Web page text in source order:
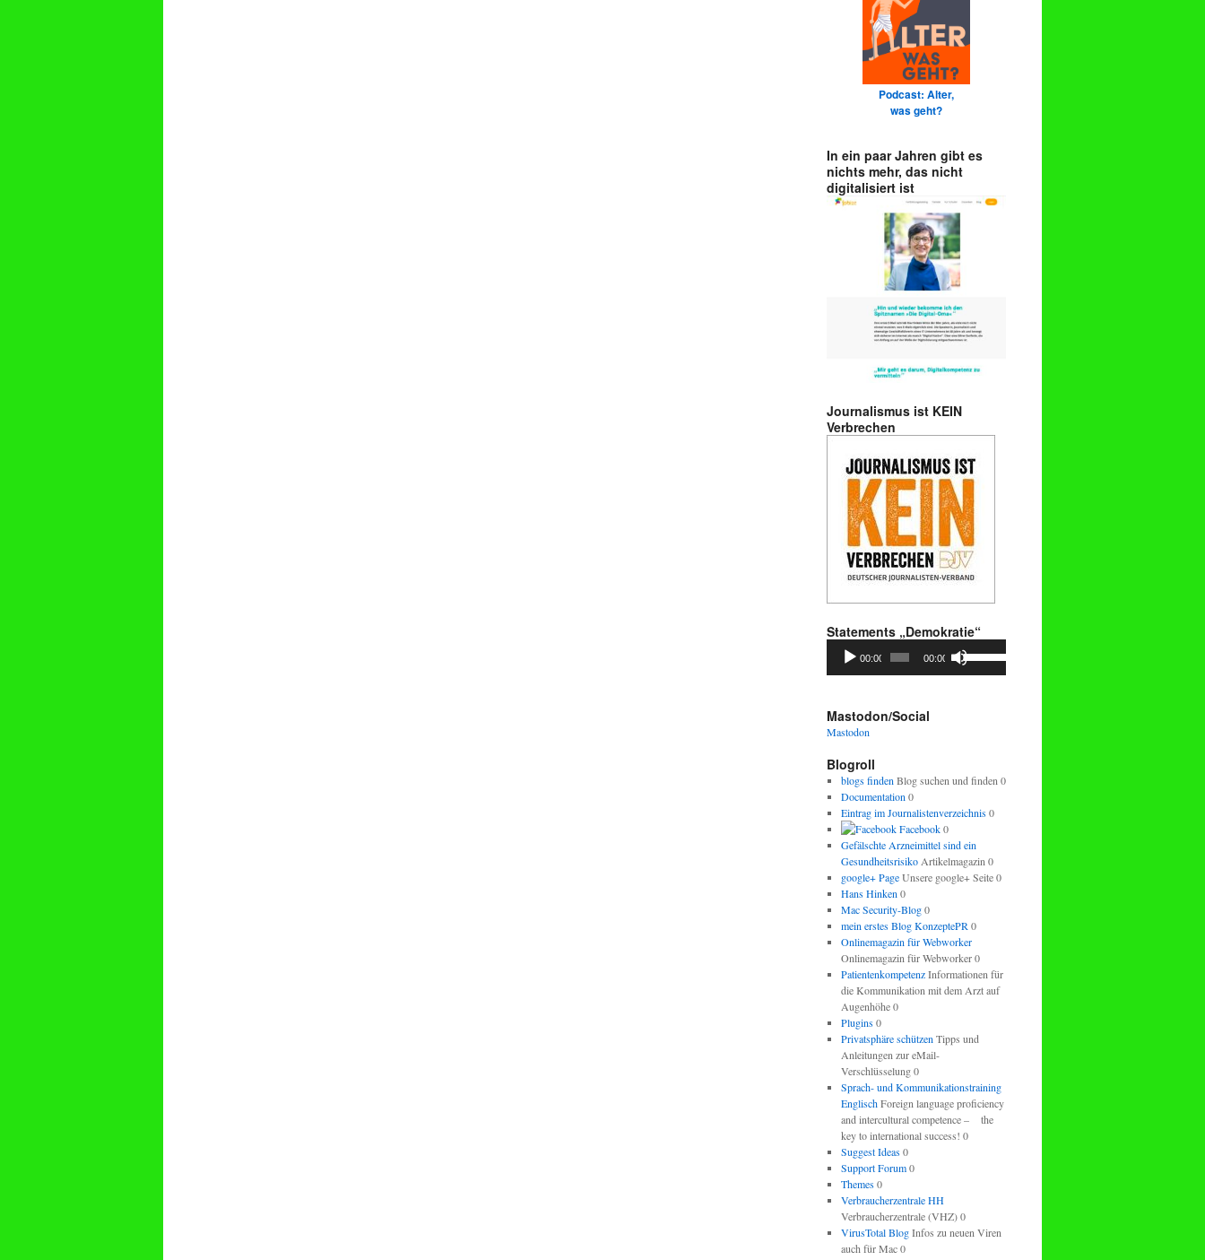
Podcast: Alter,
was geht?
In ein paar Jahren gibt es
nichts mehr, das nicht
digitalisiert ist
Journalismus ist KEIN
Verbrechen
Statements „Demokratie“
Audio-
Player
00:00 00:00
Hoch/Runter
benutzen,
Mastodon/Social
Mastodon
Blogroll
blogs finden Blog suchen und finden 0
Documentation 0
Eintrag im Journalistenverzeichnis0
Facebook0
Gefälschte Arzneimittel sind ein
GesundheitsrisikoArtikelmagazin 0
google+ PageUnsere google+ Seite 0
Hans Hinken 0
Mac Security-Blog0
mein erstes Blog KonzeptePR 0
Onlinemagazin für Webworker
Onlinemagazin für Webworker 0
PatientenkompetenzInformationen für
die Kommunikation mit dem Arzt auf
Augenhöhe 0
Plugins0
Privatsphäre schützen Tipps und
Anleitungen zur eMail-
Verschlüsselung 0
Sprach- und Kommunikationstraining
EnglischForeign language proficiency
and intercultural competence – the
key to international success! 0
Suggest Ideas0
Support Forum0
Themes0
Verbraucherzentrale HH
Verbraucherzentrale (VHZ) 0
VirusTotal BlogInfos zu neuen Viren
auch für Mac 0